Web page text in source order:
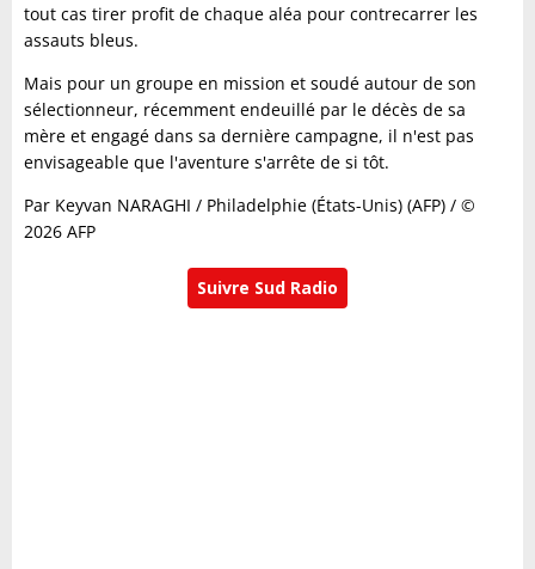
tout cas tirer profit de chaque aléa pour contrecarrer les
assauts bleus.
Mais pour un groupe en mission et soudé autour de son
sélectionneur, récemment endeuillé par le décès de sa
mère et engagé dans sa dernière campagne, il n'est pas
envisageable que l'aventure s'arrête de si tôt.
Par Keyvan NARAGHI / Philadelphie (États-Unis) (AFP) / ©
2026 AFP
Suivre Sud Radio